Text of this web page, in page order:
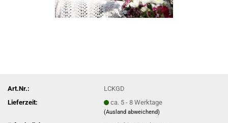
Art.Nr.:
LCKGD
Lieferzeit:
ca. 5 - 8 Werktage
(Ausland abweichend)